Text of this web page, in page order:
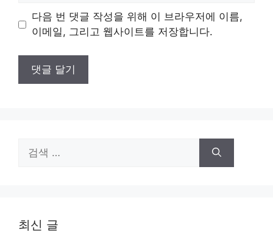
트
다음 번 댓글 작성을 위해 이 브라우저에 이름,
이메일, 그리고 웹사이트를 저장합니다.
색:
최신 글